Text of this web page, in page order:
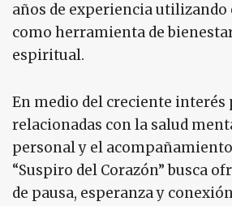
años de experiencia
como herramienta de
espiritual.
En medio del creciente interés
relacionadas con la salud
personal y el
“Suspiro del Corazón” busca
de pausa, esperanza y